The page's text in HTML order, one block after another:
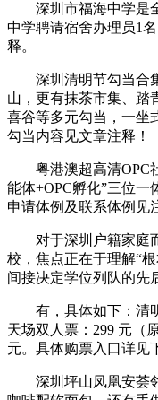
深圳市福海中学是全
中学聘请宿舍办理员1
释。
深圳清明节勾当合集
山，更有抹茶市集、踏
喜谷等多元勾当，一坐
勾当内容见文章注释！
粤港澳超高清OPC社
能体+OPC孵化”三位一
申请体例及联系体例见
对于深圳户籍家庭而
校，焦点正在于理解“
间接决定学位列队的先
有，具体如下：清明
天场双人票：299 元（
元。具体购票入口详见
深圳坪山凤凰安荟邻